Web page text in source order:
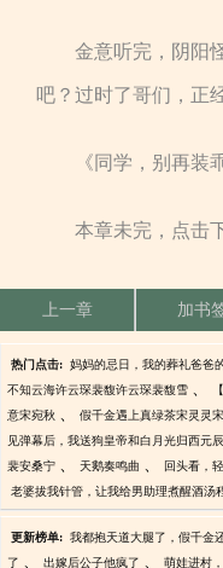
金意听完，阴阳
吧？过时了哥们，正
《同学，别再装
本章未完，点击
上一章 加书
热门点击: 妈妈的忌日，我的葬礼爸爸
不知云海许云琛裴馥许云琛裴馥雪 、
意宋宛秋 、 假千金遇上真绿茶宋灵灵
见弹幕后，我送狗皇帝和白月光归西元
裴安桑宁 、 天鹅奏鸣曲 、 回头看，
老婆拔我针管，让我给男助理煮醒酒汤
更新榜单: 我都抱天道大腿了，假千金
了 、 出嫁后公子他疯了 、 萌娃进村